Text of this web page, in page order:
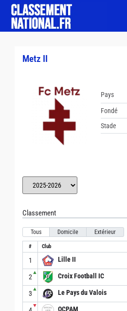
Metz II
Pays
Fondé
Stade
Classement
Tous Domicile Extérieur
# Club
1 Lille II
2
▲ Croix Football IC
3
▲ Le Pays du Valois
▼ OCPAM